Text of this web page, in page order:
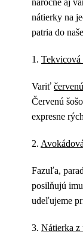
náročné aj
nátierky na
patria do
1. Tekvicová
Variť
Červenú
expresne
2.
Fazuľa,
posilňujú
udeľujeme
3. Nátierka z